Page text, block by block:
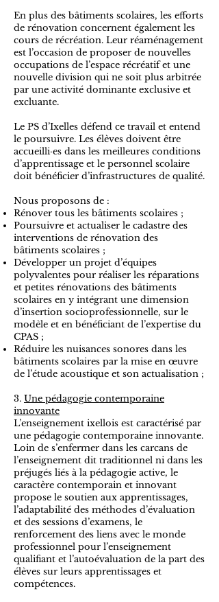
En plus des bâtiments scolaires, les efforts
de rénovation concernent également les
cours de récréation. Leur réaménagement
est l’occasion de proposer de nouvelles
occupations de l’espace récréatif et une
nouvelle division qui ne soit plus arbitrée
par une activité dominante exclusive et
excluante.
Le PS d’Ixelles défend ce travail et entend
le poursuivre. Les élèves doivent être
accueilli·es dans les meilleures conditions
d’apprentissage et le personnel scolaire
doit bénéficier d’infrastructures de qualité.
Nous proposons de :
Rénover tous les bâtiments scolaires ;
Poursuivre et actualiser le cadastre des
interventions de rénovation des
bâtiments scolaires ;
Développer un projet d’équipes
polyvalentes pour réaliser les réparations
et petites rénovations des bâtiments
scolaires en y intégrant une dimension
d’insertion socioprofessionnelle, sur le
modèle et en bénéficiant de l’expertise du
CPAS ;
Réduire les nuisances sonores dans les
bâtiments scolaires par la mise en œuvre
de l’étude acoustique et son actualisation ;
3. Une pédagogie contemporaine
innovante
L’enseignement ixellois est caractérisé par
une pédagogie contemporaine innovante.
Loin de s’enfermer dans les carcans de
l’enseignement dit traditionnel ni dans les
préjugés liés à la pédagogie active, le
caractère contemporain et innovant
propose le soutien aux apprentissages,
l’adaptabilité des méthodes d’évaluation
et des sessions d’examens, le
renforcement des liens avec le monde
professionnel pour l’enseignement
qualifiant et l’autoévaluation de la part des
élèves sur leurs apprentissages et
compétences.